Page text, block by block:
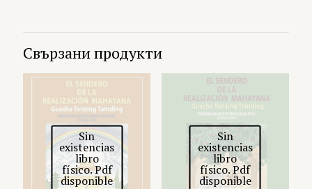
Свързани продукти
Sin
existencias
libro
físico. Pdf
disponible
Sin
existencias
libro
físico. Pdf
disponible